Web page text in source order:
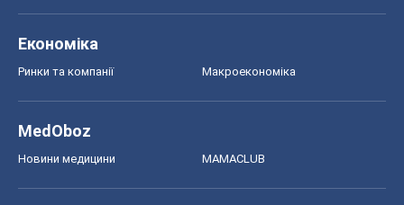
Економіка
Ринки та компанії Макроекономіка
MedOboz
Новини медицини MAMACLUB